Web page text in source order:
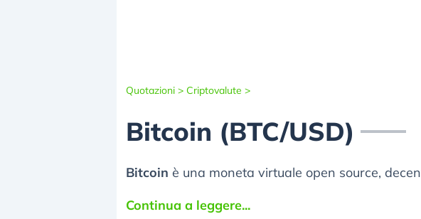
Quotazioni > Criptovalute >
Bitcoin (BTC/USD)
Bitcoin è una moneta virtuale open source,
Continua a leggere...